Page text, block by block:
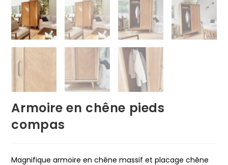
Armoire en chêne pieds
compas
Magnifique armoire en chêne massif et placage chêne